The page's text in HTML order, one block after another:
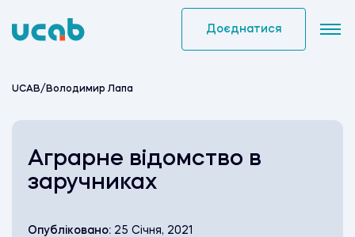
to
Доєднатися
UCAB/ Володимир Лапа
Аграрне відомство в
заручниках
Опубліковано: 25 Січня, 2021